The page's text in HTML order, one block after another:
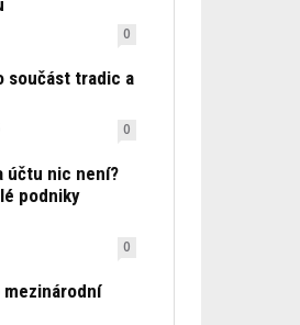
0
součást tradic a
0
účtu nic není?
podniky
0
mezinárodní